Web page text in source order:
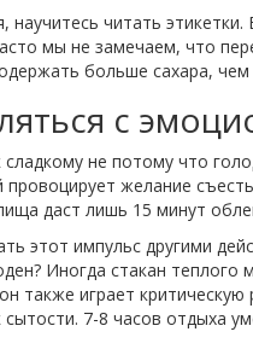
научитесь читать
мы не замечаем, что
больше сахара,
с
не потому что
провоцирует желание
даст лишь 15 минут
этот импульс другими
Иногда стакан
также играет
сытости. 7-8 часов отдыха